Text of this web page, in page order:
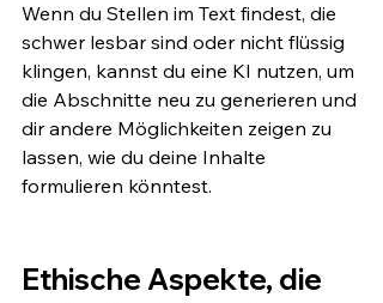
Wenn du Stellen im Text findest, die
schwer lesbar sind oder nicht flüssig
klingen, kannst du eine KI nutzen, um
die Abschnitte neu zu generieren und
dir andere Möglichkeiten zeigen zu
lassen, wie du deine Inhalte
formulieren könntest.
Ethische Aspekte, die